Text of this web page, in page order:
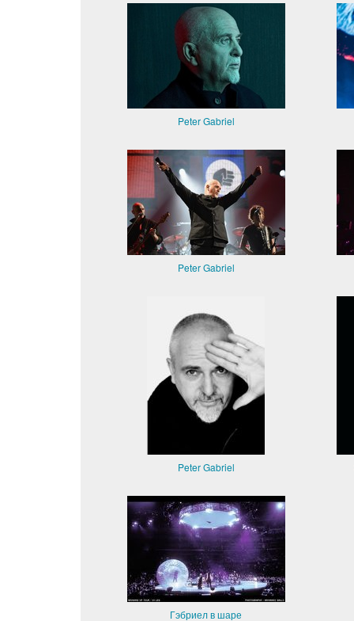
Peter Gabriel
Peter Gabriel
Peter Gabriel
Гэбриел в шаре